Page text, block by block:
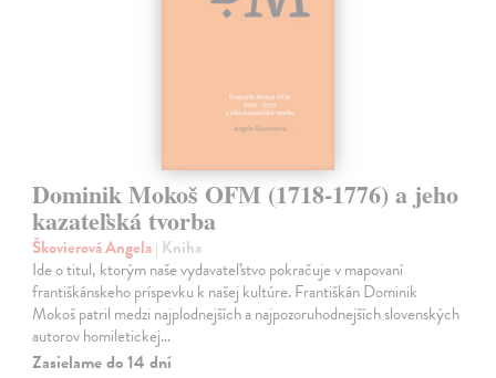
Dominik Mokoš OFM (1718-1776) a jeho
kazateľská tvorba
Škovierová Angela| Kniha
Ide o titul, ktorým naše vydavateľstvo pokračuje v mapovaní
františkánskeho príspevku k našej kultúre. Františkán Dominik
Mokoš patril medzi najplodnejších a najpozoruhodnejších slovenských
autorov homiletickej…
Zasielame do 14 dní